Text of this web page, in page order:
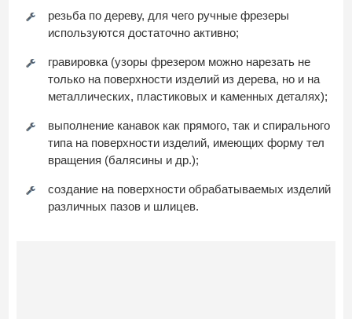
резьба по дереву, для чего ручные фрезеры
используются достаточно активно;
гравировка (узоры фрезером можно нарезать не
только на поверхности изделий из дерева, но и на
металлических, пластиковых и каменных деталях);
выполнение канавок как прямого, так и спирального
типа на поверхности изделий, имеющих форму тел
вращения (балясины и др.);
создание на поверхности обрабатываемых изделий
различных пазов и шлицев.